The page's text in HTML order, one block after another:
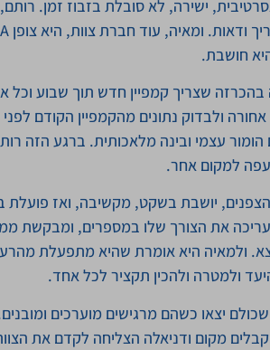
חושבת.
שצריך קמפיין חדש תוך שבוע וכל
ולבדוק נתונים מהקמפיין הקודם
עצמי ובינה מלאכותית. ברגע הזה
למקום אחר.
יושבת בשקט, מקשיבה, ואז
את הצורך שלו במספרים, ומבקשת
ולמאיה היא אומרת שהיא מתפעלת
ולמטרה ולהכין תקציר לכל אחד.
יצאו כשהם מרגישים מוערכים
מקום ודניאלה הצליחה לקדם את